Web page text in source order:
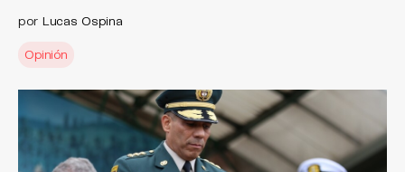
por Lucas Ospina
Opinión